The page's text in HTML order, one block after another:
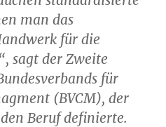
man das
für die
sagt der Zweite
für
(BVCM), der
Beruf definierte.